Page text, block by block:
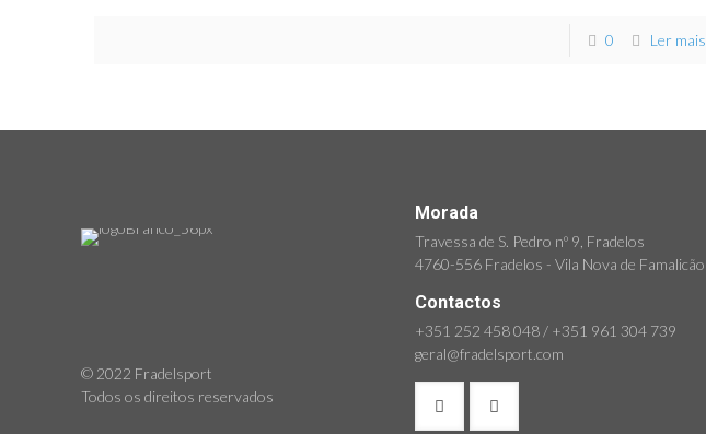
0 Ler mais
© 2022 Fradelsport
Todos os direitos reservados
Morada
Travessa de S. Pedro nº 9, Fradelos
4760-556 Fradelos - Vila Nova de Famalicão
Contactos
+351 252 458 048 / +351 961 304 739
geral@fradelsport.com